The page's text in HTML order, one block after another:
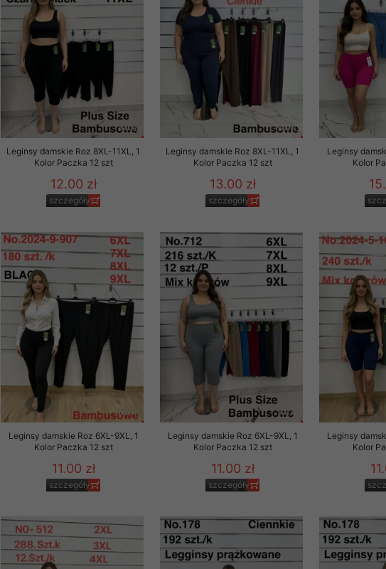
Leginsy damskie Roz 8XL-11XL, 1
Kolor Paczka 12 szt
12.00 zł
szczegóły
Leginsy damskie Roz 8XL-11XL, 1
Kolor Paczka 12 szt
13.00 zł
szczegóły
Leginsy
Kolor
Leginsy damskie Roz 6XL-9XL, 1
Kolor Paczka 12 szt
11.00 zł
szczegóły
Leginsy damskie Roz 6XL-9XL, 1
Kolor Paczka 12 szt
11.00 zł
szczegóły
Leginsy
Kolor
Materiały reklamowo - promocyjne wysyłamy Klientom jedynie wówczas, gdy
szczególności newslettera wysyłanego Klientowi, jeżeli potwierdzi
zawierającego akceptację na otrzymywanie newslettera o aktualnych
naszym Sklepie. Materiały te dotyczą wyłącznie oferty naszego Sklepu.
Wszelkie pytania, wnioski i sugestie odnoszące się do ochrony Państwa
osobowych prosimy zgłaszać na email